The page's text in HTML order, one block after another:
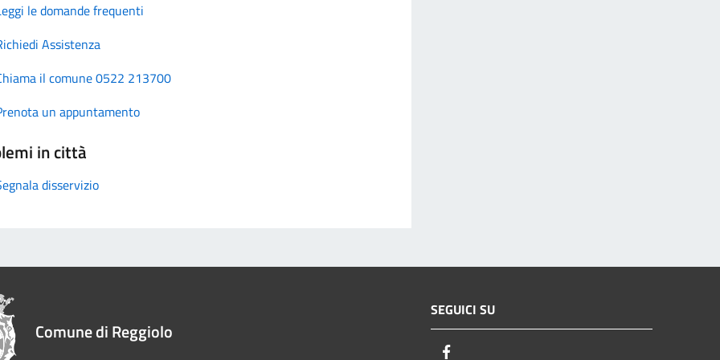
le domande frequenti
Assistenza
il comune 0522 213700
un appuntamento
in città
disservizio
Comune di Reggiolo
SEGUICI SU